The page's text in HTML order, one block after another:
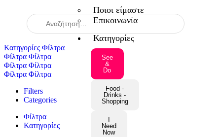
Ποιοι είμαστε
Επικοινωνία
Κατηγορίες
See
&
Do
Food -
Drinks -
Shopping
Need
Now
When autocomplete results are available use up and down
Κατηγορίες Φίλτρα
Φίλτρα Φίλτρα
Φίλτρα Φίλτρα
Φίλτρα Φίλτρα
Filters
Categories
Φίλτρα
Κατηγορίες